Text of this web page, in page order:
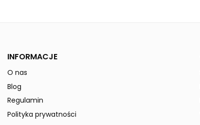
Płeć
Indeks
W magazynie
ean13
Data dostępności:
INFORMACJE
O nas
Blog
Regulamin
Polityka prywatności